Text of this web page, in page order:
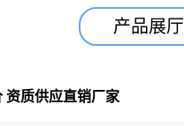
产品展厅
资质供应直销厂家